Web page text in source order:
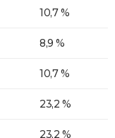
10,7 %
8,9 %
10,7 %
23,2 %
23,2 %